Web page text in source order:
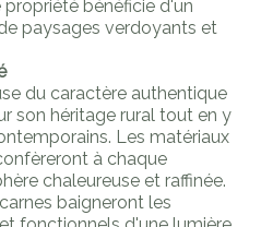
bénéficie d'un
paysages verdoyants et
du caractère authentique
son héritage rural tout en y
Les matériaux
à chaque
chaleureuse et raffinée.
baigneront les